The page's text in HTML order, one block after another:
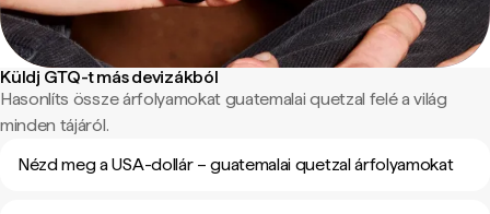
Küldj GTQ-t más devizákból
Hasonlíts össze árfolyamokat guatemalai quetzal felé a világ
minden tájáról.
Nézd meg a USA-dollár – guatemalai quetzal árfolyamokat